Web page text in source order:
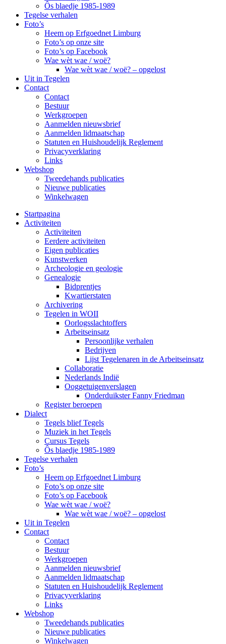
Ôs blaedje 1985-1989
Tegelse verhalen
Foto’s
Heem op Erfgoednet Limburg
Foto’s op onze site
Foto’s op Facebook
Wae wèt wae / woë?
Wae wèt wae / woë? – opgelost
Uit in Tegelen
Contact
Contact
Bestuur
Werkgroepen
Aanmelden nieuwsbrief
Aanmelden lidmaatschap
Statuten en Huishoudelijk Reglement
Privacyverklaring
Links
Webshop
Tweedehands publicaties
Nieuwe publicaties
Winkelwagen
Startpagina
Activiteiten
Activiteiten
Eerdere activiteiten
Eigen publicaties
Kunstwerken
Archeologie en geologie
Genealogie
Bidprentjes
Kwartierstaten
Archivering
Tegelen in WOII
Oorlogsslachtoffers
Arbeitseinsatz
Persoonlijke verhalen
Bedrijven
Lijst Tegelenaren in de Arbeitseinsatz
Collaboratie
Nederlands Indië
Ooggetuigenverslagen
Onderduikster Fanny Friedman
Register beroepen
Dialect
Tegels blief Tegels
Muziek in het Tegels
Cursus Tegels
Ôs blaedje 1985-1989
Tegelse verhalen
Foto’s
Heem op Erfgoednet Limburg
Foto’s op onze site
Foto’s op Facebook
Wae wèt wae / woë?
Wae wèt wae / woë? – opgelost
Uit in Tegelen
Contact
Contact
Bestuur
Werkgroepen
Aanmelden nieuwsbrief
Aanmelden lidmaatschap
Statuten en Huishoudelijk Reglement
Privacyverklaring
Links
Webshop
Tweedehands publicaties
Nieuwe publicaties
Winkelwagen